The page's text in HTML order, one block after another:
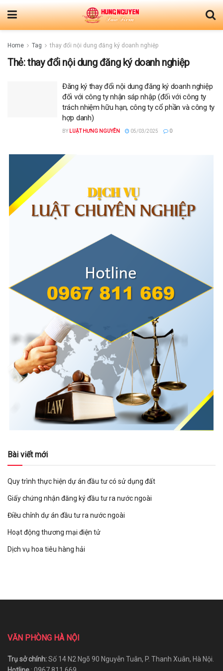
Home Tag thay đổi nội dung đăng ký doanh nghiệp
Thẻ:thay đổi nội dung đăng ký doanh nghiệp
Đăng ký thay đổi nội dung đăng ký doanh nghiệp
đối với công ty nhận sáp nhập (đối với công ty
trách nhiệm hữu hạn, công ty cổ phần và công ty
hợp danh)
BY LUẬT HƯNG NGUYÊN 05/03/2025 0
Bài viết mới
Quy trình thực hiện dự án đầu tư có sử dụng đất
Giấy chứng nhận đăng ký đầu tư ra nước ngoài
Điều chỉnh dự án đầu tư ra nước ngoài
Hoạt động thương mại điện tử
Dịch vụ hoa tiêu hàng hải
VĂN PHÒNG HÀ NỘI
Trụ sở chính:Số 14 N2 Ngõ 90 Nguyễn Tuân, P. Thanh Xuân, Hà Nội.